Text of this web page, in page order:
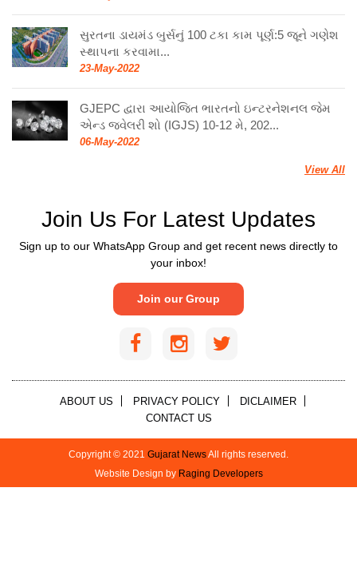
સુરતના ડાયમંડ બુર્સનું 100 ટકા કામ પૂર્ણ:5 જૂને ગણેશ
સ્થાપના કરવામા...
23-May-2022
GJEPC દ્વારા આયોજિત ભારતનો ઇન્ટરનેશનલ જેમ
એન્ડ જ્વેલરી શો (IGJS) 10-12 મે, 202...
06-May-2022
View All
Join Us For Latest Updates
Sign up to our WhatsApp Group and get recent news directly to
your inbox!
Join our Group
ABOUT US PRIVACY POLICY
DICLAIMER
CONTACT US
Copyright © 2021 Gujarat News All rights reserved.
Website Design by Raging Developers